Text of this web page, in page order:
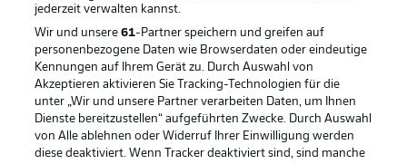
Offizielle Partner
jederzeit verwalten kannst.
Wir und unsere61-Partner speichern und greifen auf
personenbezogene Daten wie Browserdaten oder eindeutige
Kennungen auf Ihrem Gerät zu. Durch Auswahl von
Akzeptieren aktivieren Sie Tracking-Technologien für die
unter „Wir und unsere Partner verarbeiten Daten, um Ihnen
Dienste bereitzustellen“ aufgeführten Zwecke. Durch Auswahl
von Alle ablehnen oder Widerruf Ihrer Einwilligung werden
diese deaktiviert. Wenn Tracker deaktiviert sind, sind manche